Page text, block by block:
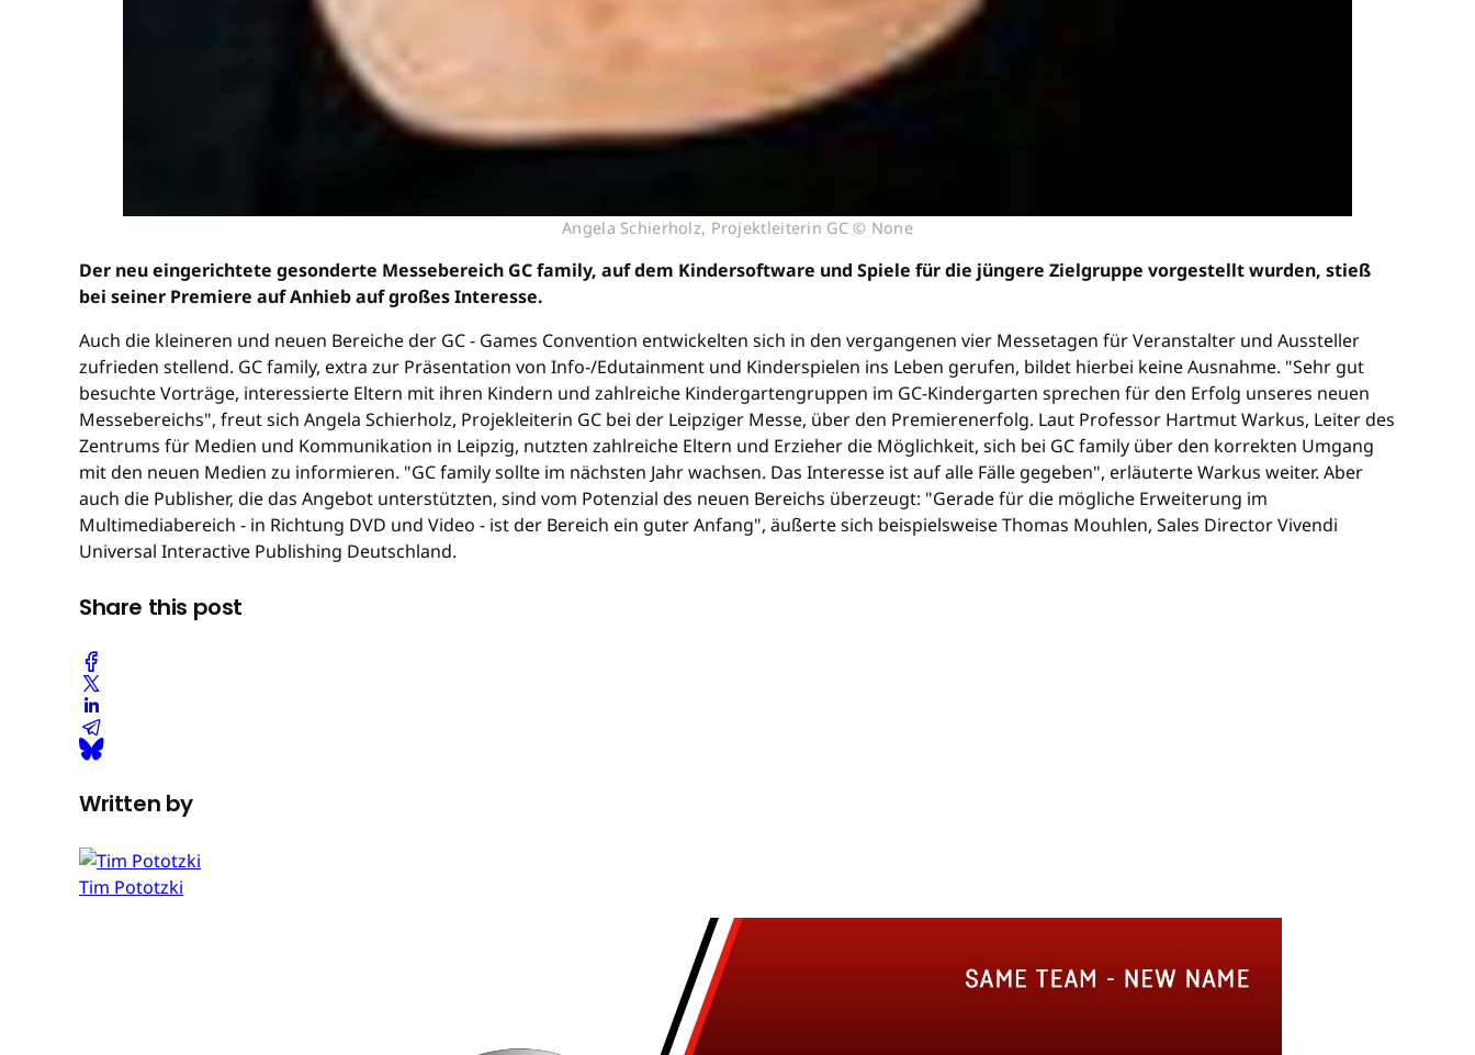
Angela Schierholz, Projektleiterin GC © None
Der neu eingerichtete gesonderte Messebereich GC family, auf dem Kindersoftware und Spiele für die jüngere Zielgruppe vorgestellt wurden, stieß
bei seiner Premiere auf Anhieb auf großes Interesse.
Auch die kleineren und neuen Bereiche der GC - Games Convention entwickelten sich in den vergangenen vier Messetagen für Veranstalter und Aussteller
zufrieden stellend. GC family, extra zur Präsentation von Info-/Edutainment und Kinderspielen ins Leben gerufen, bildet hierbei keine Ausnahme. "Sehr gut
besuchte Vorträge, interessierte Eltern mit ihren Kindern und zahlreiche Kindergartengruppen im GC-Kindergarten sprechen für den Erfolg unseres neuen
Messebereichs", freut sich Angela Schierholz, Projekleiterin GC bei der Leipziger Messe, über den Premierenerfolg. Laut Professor Hartmut Warkus, Leiter des
Zentrums für Medien und Kommunikation in Leipzig, nutzten zahlreiche Eltern und Erzieher die Möglichkeit, sich bei GC family über den korrekten Umgang
mit den neuen Medien zu informieren. "GC family sollte im nächsten Jahr wachsen. Das Interesse ist auf alle Fälle gegeben", erläuterte Warkus weiter. Aber
auch die Publisher, die das Angebot unterstützten, sind vom Potenzial des neuen Bereichs überzeugt: "Gerade für die mögliche Erweiterung im
Multimediabereich - in Richtung DVD und Video - ist der Bereich ein guter Anfang", äußerte sich beispielsweise Thomas Mouhlen, Sales Director Vivendi
Universal Interactive Publishing Deutschland.
Share this post
Written by
Tim Pototzki